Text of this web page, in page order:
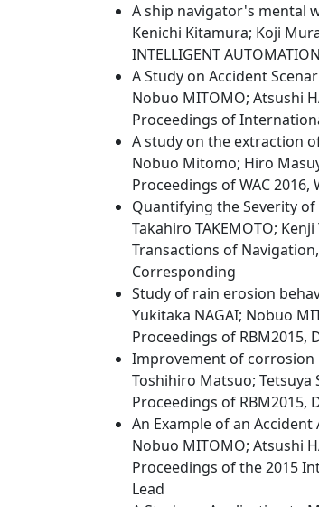
A ship navigator's mental
Kenichi Kitamura; Koji
INTELLIGENT
A Study on Accident
Nobuo MITOMO; Atsushi
Proceedings of
A study on the extraction
Nobuo Mitomo; Hiro
Proceedings of WAC 2016,
Quantifying the Severity
Takahiro TAKEMOTO;
Transactions of
Corresponding
Study of rain erosion
Yukitaka NAGAI; Nobuo
Proceedings of RBM2015,
Improvement of corrosion
Toshihiro Matsuo;
Proceedings of RBM2015,
An Example of an
Nobuo MITOMO; Atsushi
Proceedings of the 2015
Lead